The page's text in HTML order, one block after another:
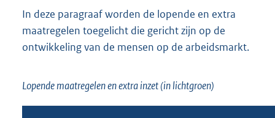
In deze paragraaf worden de lopende en extra
maatregelen toegelicht die gericht zijn op de
ontwikkeling van de mensen op de arbeidsmarkt.
Lopende maatregelen en extra inzet (in lichtgroen)